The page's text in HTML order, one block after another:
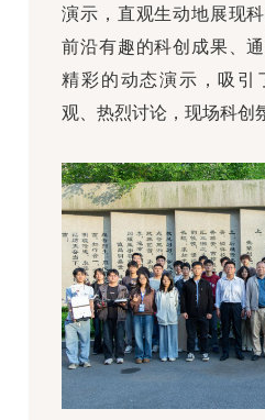
演示，直观生动地展现
前沿有趣的科创成果、
精彩的动态演示，吸引
观、热烈讨论，现场科创